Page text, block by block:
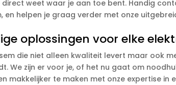
weet waar je aan toe bent. Handig
en helpen je graag verder met onze
oplossingen voor elke
die niet alleen kwaliteit levert maar ook
We zijn er voor je, of het nu gaat om
makkelijker te maken met onze expertise